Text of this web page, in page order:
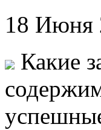
18 Июня
Какие